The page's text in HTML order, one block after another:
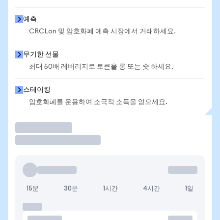
예측
CRCLon 및 암호화폐 예측 시장에서 거래하세요.
무기한 선물
최대 50배 레버리지로 토큰을 롱 또는 숏 하세요.
스테이킹
암호화폐를 운용하여 소극적 소득을 얻으세요.
15분 30분 1시간 4시간 1일